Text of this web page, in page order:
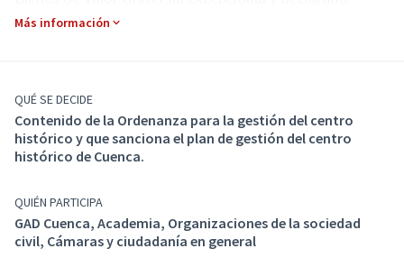
como Patrimonio Cultural de la Humanidad.
actividades que se desarrollan en las Áreas Históricas y
Patrimoniales del cantón Cuenca y que, para el I.
Concejo Cantonal de Cuenca, la preservación y
conservación del Patrimonio cultural del cantón Cuenca
público.
Con este antecedente, el GAD Municipal del cantón
Más información
QUÉ SE DECIDE
Contenido de la Ordenanza para la gestión del centro
histórico y que sanciona el plan de gestión del centro
histórico de Cuenca.
QUIÉN PARTICIPA
GAD Cuenca, Academia, Organizaciones de la sociedad
civil, Cámaras y ciudadanía en general